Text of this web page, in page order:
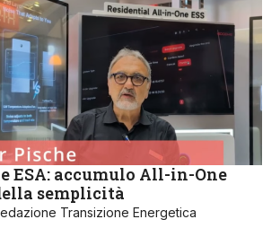
ESA: accumulo All-in-One
semplicità
Transizione Energetica